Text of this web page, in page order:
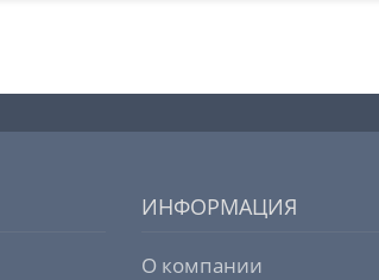
ИНФОРМАЦИЯ
О компании